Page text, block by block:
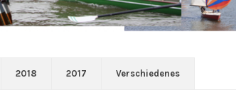
2018 2017 Verschiedenes